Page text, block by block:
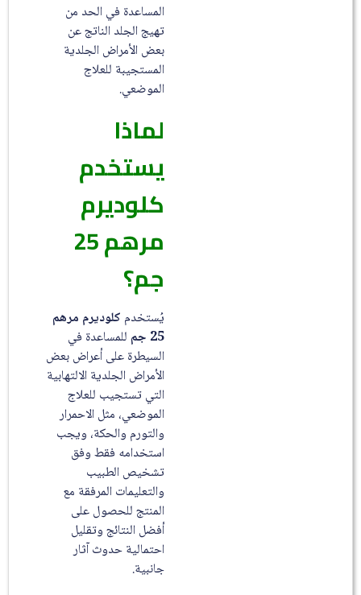
المساعدة في الحد من
تهيج الجلد الناتج عن
بعض الأمراض الجلدية
المستجيبة للعلاج
الموضعي.
لماذا
يستخدم
كلوديرم
مرهم 25
جم؟
يُستخدم كلوديرم مرهم
25 جم
للمساعدة في
السيطرة على أعراض بعض
الأمراض الجلدية الالتهابية
التي تستجيب للعلاج
الموضعي، مثل الاحمرار
والتورم والحكة، ويجب
استخدامه فقط وفق
تشخيص الطبيب
والتعليمات المرفقة مع
المنتج للحصول على
أفضل النتائج وتقليل
احتمالية حدوث آثار
جانبية.